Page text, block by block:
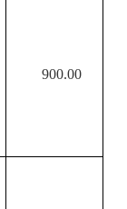
900.00